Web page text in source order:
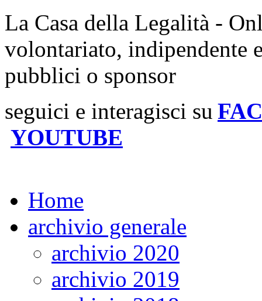
La Casa della Legalità -
volontariato, indipendente
pubblici o sponsor
seguici e interagisci su
YOUTUBE
Home
archivio generale
archivio 2020
archivio 2019